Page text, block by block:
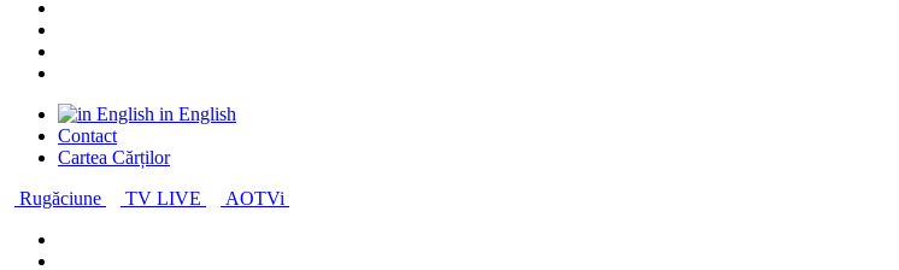
in English
Contact
Cartea Cărților
Rugăciune
TV LIVE AOTVi